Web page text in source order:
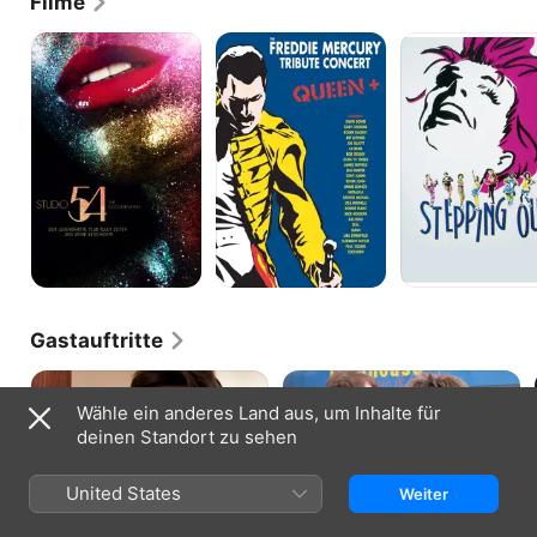
Studio
54
The
Documentary:
Der
Legendärste
Zeiten
und
seine
Various
Artists
-
The
Freddie
Mercury
Tribute
Concert
Stepping
Out
Gastauftritte
ARRESTED DEVELOPMENT · S1, F4
Schlüsselerlebnisse
Gob hält sich für einen großen
ARRESTED DEVELOPMENT · S1, F5
Von Wohl: und Übeltätern
Bei einer
Wähle ein anderes Land aus, um Inhalte für
deinen Standort zu sehen
United States Weiter